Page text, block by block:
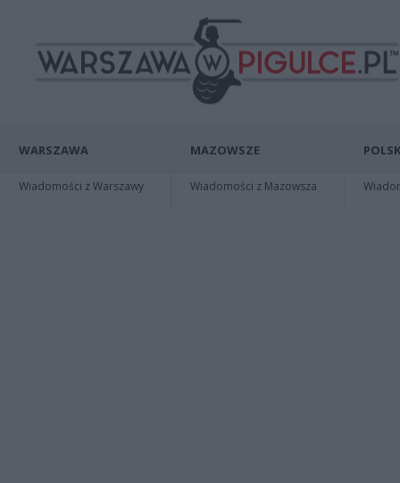
WARSZAWA
Wiadomości z Warszawy
MAZOWSZE
Wiadomości z Mazowsza